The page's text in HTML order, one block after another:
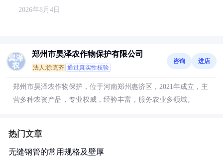
2026年8月4日
郑州市昊泽农作物保护有限公司
法人:徐克齐 通过真实性核验
咨询 进店
郑州市昊泽农作物保护，位于河南郑州惠济区，2021年成立，主
营多种农资产品，专业权威，经验丰富，服务农业多领域。
热门文章
无缝钢管的常用规格及壁厚